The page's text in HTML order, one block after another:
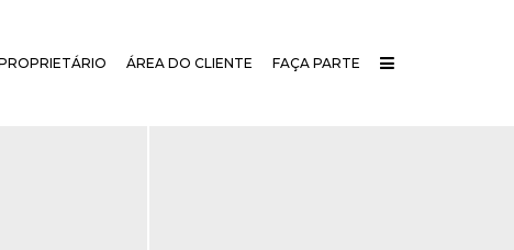
FAÇA PARTE
ÁREA DO CLIENTE